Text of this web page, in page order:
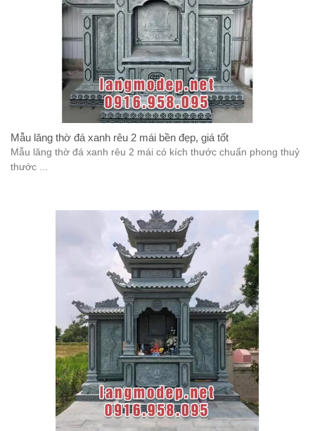
Mẫu lăng thờ đá xanh rêu 2 mái bền đẹp, giá tốt
Mẫu lăng thờ đá xanh rêu 2 mái có kích thước chuẩn phong thuỷ
thước ...